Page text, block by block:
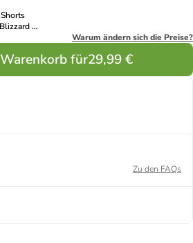
Shorts
in
Warum ändern sich die Preise?
für29,99 €
Zu den FAQs